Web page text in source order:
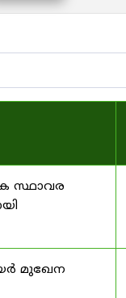
സ്ഥാവര
മുഖേന